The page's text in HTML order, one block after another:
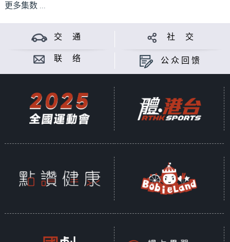
更多集数 ...
交 通 社 交
联 络 公众回馈